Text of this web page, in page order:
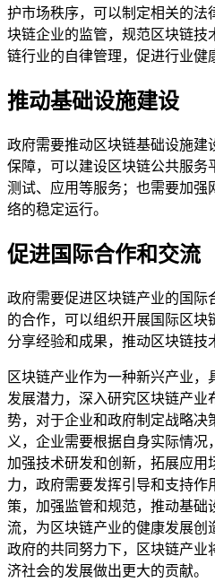
护市场秩序，可以制定相关的法
块链企业的监管，规范区块链技
链行业的自律管理，促进行业健
推动基础设施建设
政府需要推动区块链基础设施建
保障，可以建设区块链公共服务
测试、应用等服务；也需要加强
络的稳定运行。
促进国际合作和交流
政府需要促进区块链产业的国际
的合作，可以组织开展国际区块
分享经验和成果，推动区块链技
区块链产业作为一种新兴产业
发展潜力，深入研究区块链产业
势，对于企业和政府制定战略决
义，企业需要根据自身实际情况
加强技术研发和创新，拓展应用
力，政府需要发挥引导和支持作
策，加强监管和规范，推动基础
流，为区块链产业的健康发展创
政府的共同努力下，区块链产业
济社会的发展做出更大的贡献。